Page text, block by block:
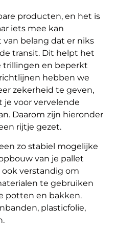
producten, en het is
iets mee kan
van belang dat er niks
transit. Dit helpt het
trillingen en beperkt
hebben we
zekerheid te geven,
voor vervelende
Daarom zijn hieronder
rijtje gezet.
zo stabiel mogelijke
van je pallet
ook verstandig om
te gebruiken
potten en bakken.
plasticfolie,